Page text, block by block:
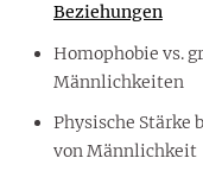
Beziehungen
Homophobie vs.
Männlichkeiten
Physische
von Männlichkeit